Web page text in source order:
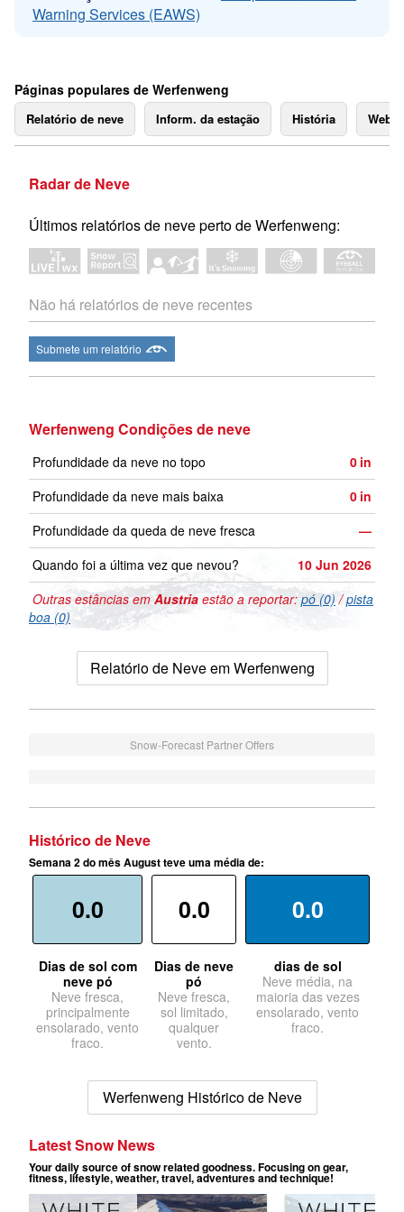
Warning Services (EAWS)
Páginas populares de Werfenweng
Relatório de neve Inform. da estação História
Radar de Neve
Últimos relatórios de neve perto de Werfenweng:
Não há relatórios de neve recentes
Submete um relatório
Werfenweng Condições de neve
Profundidade da neve no topo 0 in
Profundidade da neve mais baixa
0 in
Profundidade da queda de neve fresca
—
Quando foi a última vez que nevou?
10 Jun 2026
Outras estâncias emAustria estão a reportar: pó (0) /pista
boa (0)
Relatório de Neve em Werfenweng
Snow-Forecast Partner Offers
Histórico de Neve
Semana 2 do mês August teve uma média de:
0.0
Dias de sol com
neve pó
Neve fresca,
principalmente
ensolarado, vento
fraco.
0.0
Dias de neve
pó
Neve fresca,
sol limitado,
qualquer
vento.
0.0
dias de sol
Neve média, na
maioria das vezes
ensolarado, vento
fraco.
Werfenweng Histórico de Neve